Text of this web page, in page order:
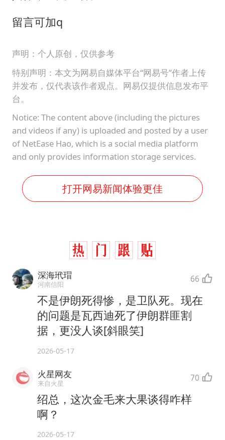
留言可加q
声明：个人原创，仅供参考
特别声明：本文为网易自媒体平台“网易号”作者上传
并发布，仅代表该作者观点。网易仅提供信息发布平
台。
Notice: The content above (including the pictures
and videos if any) is uploaded and posted by a user
of NetEase Hao, which is a social media platform
and only provides information storage services.
打开网易新闻体验更佳
深海玳瑁
河南信阳 66
不是伊朗死得惨，是卫队死。现在
的问题是瓦西迪死了伊朗群匪割
据，更没人谈[斜眼笑]
2026-05-17
火星网友
来自火星 70
绍总，这次金毛来大果谈得咋样
啊？
2026-05-17